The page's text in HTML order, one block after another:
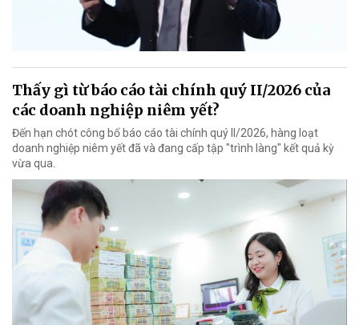
Thấy gì từ báo cáo tài chính quý II/2026 của
các doanh nghiệp niêm yết?
Đến hạn chót công bố báo cáo tài chính quý II/2026, hàng loạt
doanh nghiệp niêm yết đã và đang cấp tập "trình làng" kết quả kỳ
vừa qua.